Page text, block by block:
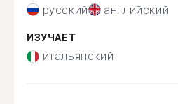
русский английский
ИЗУЧАЕТ
итальянский